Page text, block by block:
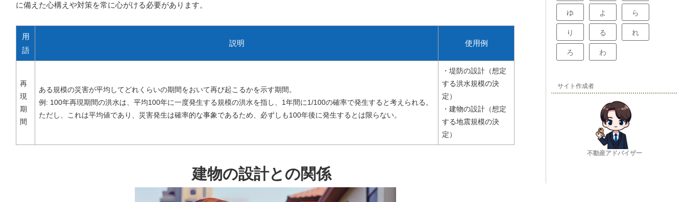
に備えた心構えや対策を常に心がける必要があります。
用
語
説明 使用例
再
現
期
間
ある規模の災害が平均してどれくらいの期間をおいて再び起こるかを示す期間。
例: 100年再現期間の洪水は、平均100年に一度発生する規模の洪水を指し、1年間に1/100の確率で発生すると考えられる。
ただし、これは平均値であり、災害発生は確率的な事象であるため、必ずしも100年後に発生するとは限らない。
・堤防の設計（想定
する洪水規模の決
定）
・建物の設計（想定
する地震規模の決
定）
建物の設計との関係
ゆ よ ら
り る れ
ろ わ
サイト作成者
不動産アドバイザー